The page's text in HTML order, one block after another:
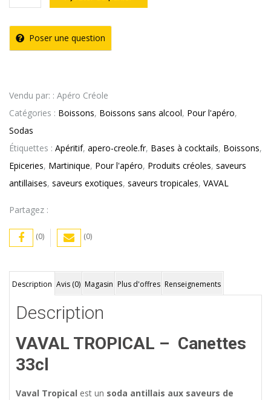
de
VAVAL
TROPICAL
33cl
Poser une question
Vendu par: : Apéro Créole
Catégories : Boissons, Boissons sans alcool, Pour l'apéro,
Sodas
Étiquettes : Apéritif, apero-creole.fr, Bases à cocktails, Boissons,
Epiceries, Martinique, Pour l'apéro, Produits créoles, saveurs
antillaises, saveurs exotiques, saveurs tropicales, VAVAL
Partagez :
(0) (0)
Description Avis (0) Magasin Plus d'offres Renseignements
Description
VAVAL TROPICAL – Canettes
33cl
Vaval Tropical est un soda antillais aux saveurs de